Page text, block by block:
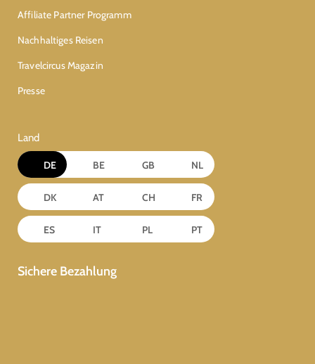
Affiliate Partner Programm
Nachhaltiges Reisen
Travelcircus Magazin
Presse
Land
DE BE GB NL
DK AT CH FR
ES IT PL PT
Sichere Bezahlung